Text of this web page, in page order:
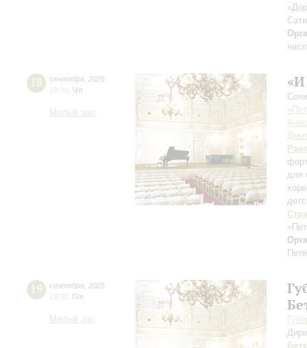
18 сентября 2025
19:00 Чт
Малый зал
«И
для
19 сентября 2025
19:00 Пт
Малый зал